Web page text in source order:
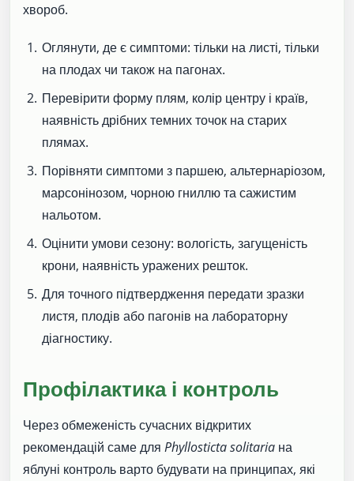
хвороб.
Оглянути, де є симптоми: тільки на листі, тільки
на плодах чи також на пагонах.
Перевірити форму плям, колір центру і країв,
наявність дрібних темних точок на старих
плямах.
Порівняти симптоми з паршею, альтернаріозом,
марсонінозом, чорною гниллю та сажистим
нальотом.
Оцінити умови сезону: вологість, загущеність
крони, наявність уражених решток.
Для точного підтвердження передати зразки
листя, плодів або пагонів на лабораторну
діагностику.
Профілактика і контроль
Через обмеженість сучасних відкритих
рекомендацій саме для Phyllosticta solitaria на
яблуні контроль варто будувати на принципах, які